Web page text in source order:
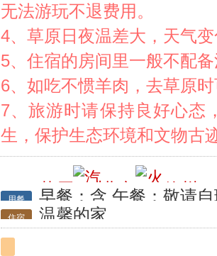
无法游玩不退费用。
4、草原日夜温差大，天气
5、住宿的房间里一般不配
6、如吃不惯羊肉，去草原
7、旅游时请保持良好心态
生，保护生态环境和文物古
行程 草原 北京 徐州
用餐 早餐：含 午餐：敬请
住宿 温馨的家